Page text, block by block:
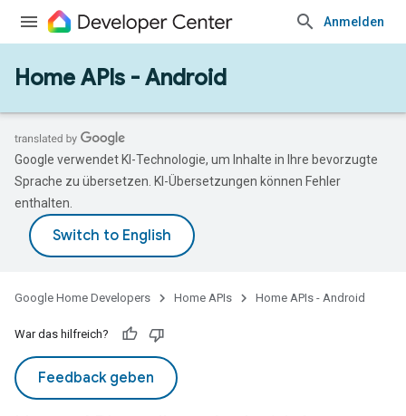
Anmelden
Home APIs - Android
Google verwendet KI-Technologie, um Inhalte in Ihre bevorzugte
Sprache zu übersetzen. KI-Übersetzungen können Fehler
enthalten.
Google Home Developers Home APIs Home APIs - Android
War das hilfreich?
Feedback geben